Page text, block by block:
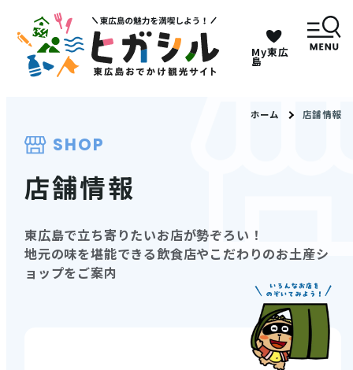
My東広
島
ホーム 店舗情報
SHOP
店舗情報
東広島で立ち寄りたいお店が勢ぞろい！
地元の味を堪能できる飲食店やこだわりのお土産シ
ョップをご案内
キーワードは2つまで、30文字以内で検索してくだ
さい。
メニュー
MENU
観光スポット